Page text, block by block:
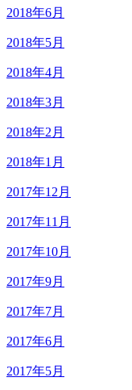
2018年6月
2018年5月
2018年4月
2018年3月
2018年2月
2018年1月
2017年12月
2017年11月
2017年10月
2017年9月
2017年7月
2017年6月
2017年5月